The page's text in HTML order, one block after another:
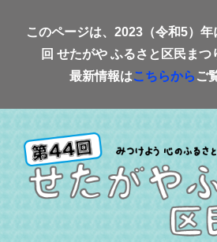
このページは、2023（令和5）
回 せたがや ふるさと区民まつ
最新情報はこちらから ご